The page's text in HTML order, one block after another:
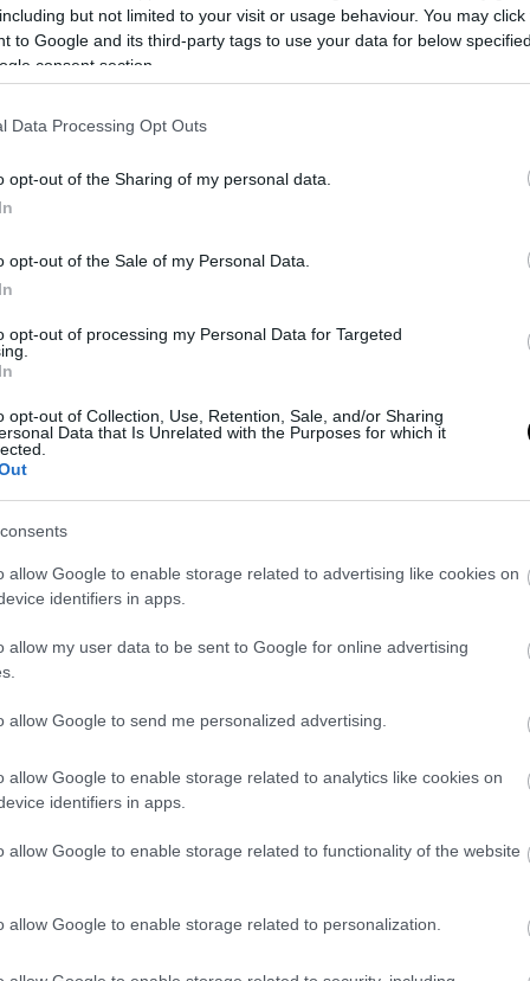
but not limited to your visit or usage behaviour. You may
to Google and its third-party tags to use your data for below
consent section.
Data Processing Opt Outs
opt-out of the Sharing of my personal data.
opt-out of the Sale of my Personal Data.
opt-out of processing my Personal Data for Targeted
opt-out of Collection, Use, Retention, Sale, and/or Sharing
Data that Is Unrelated with the Purposes for which it
allow Google to enable storage related to advertising like cookies on
identifiers in apps.
allow my user data to be sent to Google for online advertising
allow Google to send me personalized advertising.
allow Google to enable storage related to analytics like cookies on
identifiers in apps.
allow Google to enable storage related to functionality of the website
allow Google to enable storage related to personalization.
Σύνταγμα των ΗΠΑ, μόνο το Κογκρέσο έχει
να κηρύξει πόλεμο. Οι Δημοκρατικοί
τρόπο να επιβεβαιώσουν την υπεροχή της
έναντι της εκτελεστικής –που εκπροσωπείται
θέμα αυτό.
στον πρόεδρο να ξεκινήσει
Κογκρέσου μέσα σε διάστημα 60 ημερών. Ο
προθεσμία, που έληξε στις αρχές Μαΐου,
της κατάπαυσης του πυρός με το Ιράν, ο
Οι Δημοκρατικοί ωστόσο αμφισβητούν αυτό το
και απαντούν ότι οι αμερικανικές δυνάμεις
περιοχή και εμπλέκονται στον αποκλεισμό
γερουσιαστές δήλωναν ότι, μετά
των 60 ημερών, θα ζητούσαν από την
λάβει την έγκριση του Κογκρέσου. Όμως
της πλειοψηφίας συντάχθηκαν με τους
άβολα να τα βάλουν με τον Τραμπ
μας αισθάνονται άβολα με τη
αισθάνονται επίσης άβολα με την ιδέα να τα
είπε ο Δημοκρατικός γερουσιαστής Τζεφ
της πρότασης.
γερουσιαστή Τιμ Κέιν, οι
του «θα έχουν άλλη μια ευκαιρία να
«θα οργανώνουν ψηφοφορία για το θέμα
μέχρι να πει η Γερουσία ότι δεν πρέπει να